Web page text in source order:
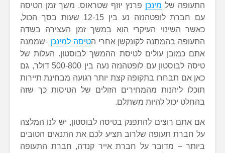
התעופה של מינכן פרנץ יוזף שטראוס. משך זמן הטיסה
עם חברת לופטהנזה נע בין 12-15 שעות בסך הכול,
כאשר השינוי העיקרי הוא במשך זמן העצירה בשדה
התעופה בהמתנה לקונקשן אחרי הטיסה למינכן -שממנה
אתם כמובן עולים לטיסת ההמשך לבוסטון. העלות של
טיסה לבוסטון עם לופטהנזה נעה בין 500-800 דולר, גם
כאן אם תבחרו בתקופה קצת יותר רגועה מבחינת תיירות
תוכלו ליהנות מהמחירים הזולים של הטיסות כך שזה
בהחלט יכול להיות משתלם.
אם אתם רוצים להתפנק בטיסה לבוסטון, יש לנו המלצה
על חברת תעופה שלרוב תציע לכם את התנאים הטובים
ביותר – מדובר על חברת אייר קנדה, חברת התעופה